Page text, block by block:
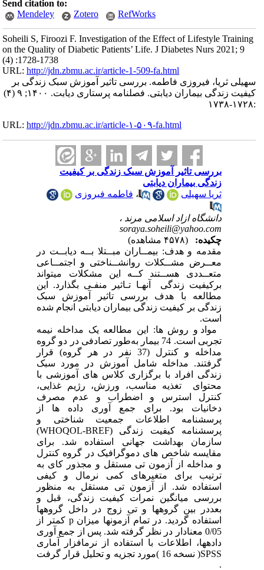
Send citation to:
Mendeley
Zotero RefWorks
Soheili S, Firoozi F. Investigation of the Effect of Lifestyle Training
on the Quality of Diabetic Patients’ Life. J Diabetes Nurs 2021; 9
(4) :1728-1738
URL:http://jdn.zbmu.ac.ir/article-1-509-fa.html
سهیلی ثریا، فیروزی فاطمه. بررسی تاثیر آموزش سبک زندگی بر
کیفیت زندگی بیماران دیابتی. فصلنامه پرستاری دیابت. ۱۴۰۰; ۹ (۴)
URL:http://jdn.zbmu.ac.ir/article-۱-۵۰۹-fa.html
بررسی تاثیر آموزش سبک زندگی بر کیفیت
زندگی بیماران دیابتی
ثریا سهیلی
،فاطمه فیروزی
دانشگاه ازاد اسلامی مرند ،
soraya.soheili@yahoo.com
چکیده:
مقدمه و هدف: بیمــاران مبــتلا بــه دیابــت در
معــرض مشــکلات روانشــناختی و اجتمــاعی
متعــددی هســتند کــه این مشکلات میتواند
برکیفیت زندگی آنهـا تـاثیر منفـی بگذارد. این
مطالعه با هدف بررسی تاثیر آموزش سبک
زندگی بر کیفیت زندگی بیماران دیابتی انجام شده
است.
مواد و روش ها: این مطالعه یک مداخله نیمه
تجربی است. 74 بیمار به‌طور تصادفی در دو گروه
مداخله و کنترل (37 نفر در هر گروه) قرار
گرفتند. مداخله شامل آموزش در مورد سبک
زندگیافراد با برگزاری کلاس های آموزشی با
محتوای تغذیه مناسب، ورزش، رژیم غذایی،
کنترل استرس و اضطراب و عدم مصرف
دخانیات بود. برای جمع آوری داده ها از
پرسشنامه اطلاعات جمعیت شناختی و
پرسشنامه کیفیت زندگی (WHOQOL-BREF)
سازمان بهداشت جهانی استفاده شد. برای
مقایسه شاخص های دموگرافیک در گروه کنترل
و مداخله از آزمون تی مستقل و مجذور کای به
ترتیب برای متغیرهای کمی نرمال و کیفی
استفاده شد. از آزمون تی مستقل به منظور
بررسی میانگین نمرات کیفیت زندگی، قبل و
بعددر بین گروهها و تی زوج در داخل گروهها
استفاده گردید. در تمام آزمونها میزان p کمتر از
0/05 معنادار در نظر گرفته شد. پس از جمع آوری
دادهها، اطلاعات با استفاده از نرمافزار آماری
SPSS( نسخه 16 )مورد تجزیه و تحلیل قرار گرفت